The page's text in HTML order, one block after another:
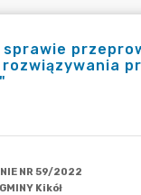
sprawie